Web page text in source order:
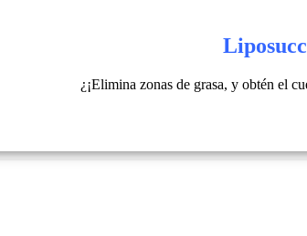
¿¡Elimina zonas de grasa, y obtén el